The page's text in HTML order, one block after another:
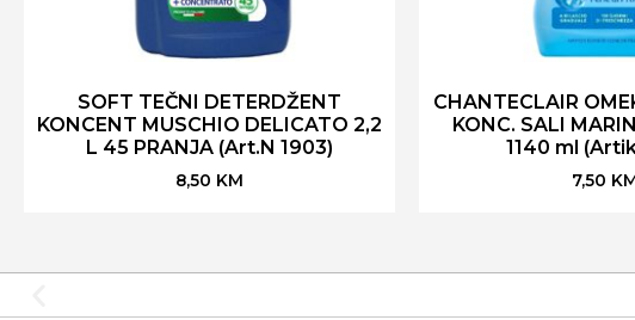
SOFT TEČNI DETERDŽENT
KONCENT MUSCHIO DELICATO 2,2
L 45 PRANJA (Art.N 1903)
8,50 KM
CHANTECLAIR
KONC. SALI
1140 ml
7,50